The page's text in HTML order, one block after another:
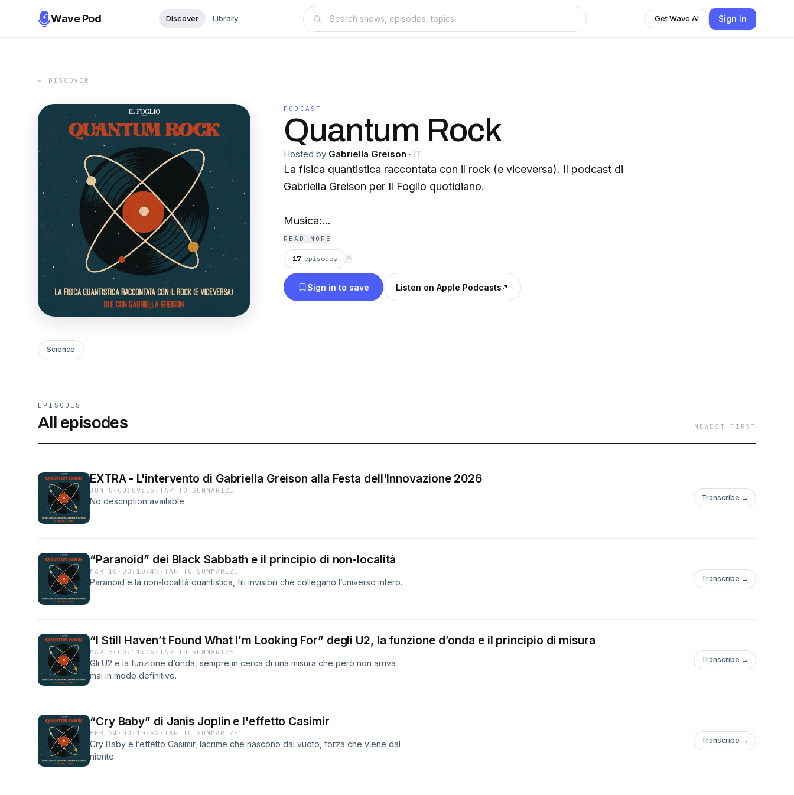
Wave Pod Discover Library Get Wave AI Sign In
← DISCOVER
PODCAST
Quantum Rock
Hosted by Gabriella Greison · IT
La fisica quantistica raccontata con il rock (e viceversa). Il podcast di
Gabriella Greison per Il Foglio quotidiano.
Musica:
Rock and roll di Audiogreen (via Pixabay)
Rock thunder di Pocketbeats (via Pixabay)
READ MORE
17 episodes ⟳
Sign in to save Listen on Apple Podcasts
Science
EPISODES
All episodes NEWEST FIRST
EXTRA - L'intervento di Gabriella Greison alla Festa dell'Innovazione 2026
JUN 8 · 00:09:35 ·TAP TO SUMMARIZE
No description available Transcribe →
“Paranoid” dei Black Sabbath e il principio di non-località
MAR 10 · 00:10:47 ·TAP TO SUMMARIZE
Paranoid e la non-località quantistica, fili invisibili che collegano l’universo intero. Transcribe →
“I Still Haven’t Found What I’m Looking For” degli U2, la funzione d’onda e il principio di misura
MAR 3 · 00:11:06 ·TAP TO SUMMARIZE
Gli U2 e la funzione d’onda, sempre in cerca di una misura che però non arriva
mai in modo definitivo.
Transcribe →
“Cry Baby” di Janis Joplin e l'effetto Casimir
FEB 24 · 00:10:52 ·TAP TO SUMMARIZE
Cry Baby e l’effetto Casimir, lacrime che nascono dal vuoto, forza che viene dal
niente.
Transcribe →